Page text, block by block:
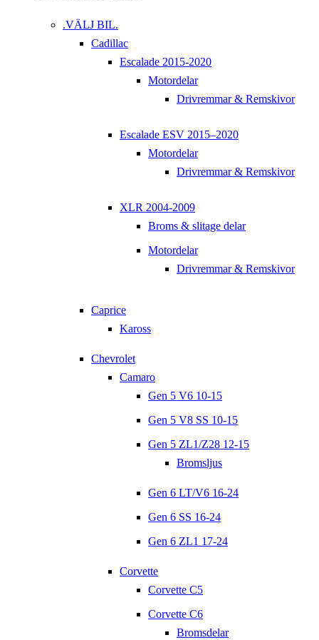
.VÄLJ BIL.
Cadillac
Escalade 2015-2020
Motordelar
Drivremmar & Remskivor
Escalade ESV 2015–2020
Motordelar
Drivremmar & Remskivor
XLR 2004-2009
Broms & slitage delar
Motordelar
Drivremmar & Remskivor
Caprice
Kaross
Chevrolet
Camaro
Gen 5 V6 10-15
Gen 5 V8 SS 10-15
Gen 5 ZL1/Z28 12-15
Bromsljus
Gen 6 LT/V6 16-24
Gen 6 SS 16-24
Gen 6 ZL1 17-24
Corvette
Corvette C5
Corvette C6
Bromsdelar